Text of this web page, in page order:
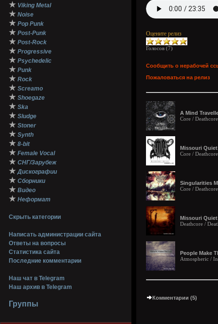
★ Viking Metal
★ Noise
★ Pop Punk
★ Post-Punk
★ Post-Rock
★ Progressive
★ Psychedelic
★ Punk
★ Rock
★ Screamo
★ Shoegaze
★ Ska
★ Sludge
★ Stoner
★ Synth
★ 8-bit
★ Female Vocal
★ СНГ/Зарубеж
★ Дискографии
★ Сборники
★ Видео
★ Неформат
Скрыть категории
Написать администрации сайта
Ответы на вопросы
Статистика сайта
Последние комментарии
Наш чат в Telegram
Наш архив в Telegram
Группы
Оцените релиз
Голосов (7)
Сообщить о нерабочей
Пожаловаться на релиз
A Mind
Core / Deathcore
Missouri Quiet
Core /
Singularities
Core / Deathcore
Missouri
Deathcore /
People Make
Atmospheric /
Комментарии (5)